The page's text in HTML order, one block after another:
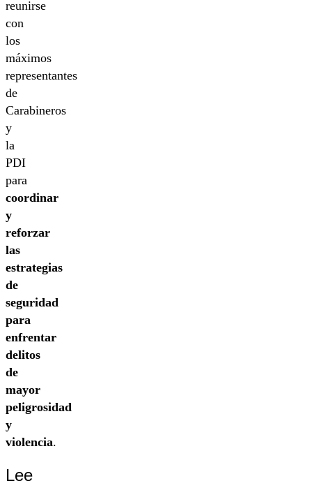
reunirse
con
los
máximos
representantes
de
Carabineros
y
la
PDI
para
coordinar
y
reforzar
las
estrategias
de
seguridad
para
enfrentar
delitos
de
mayor
peligrosidad
y
violencia.
Lee